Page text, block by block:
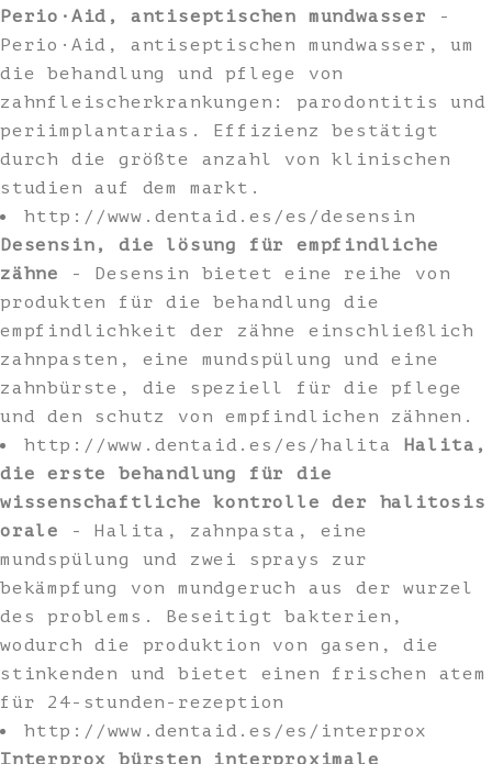
Perio·Aid, antiseptischen mundwasser
-
Perio·Aid, antiseptischen mundwasser, um
die behandlung und pflege von
zahnfleischerkrankungen: parodontitis und
periimplantarias. Effizienz bestätigt
durch die größte anzahl von klinischen
studien auf dem markt.
http://www.dentaid.es/es/desensin
Desensin, die lösung für empfindliche
zähne
- Desensin bietet eine reihe von
produkten für die behandlung die
empfindlichkeit der zähne einschließlich
zahnpasten, eine mundspülung und eine
zahnbürste, die speziell für die pflege
und den schutz von empfindlichen zähnen.
http://www.dentaid.es/es/halita Halita,
die erste behandlung für die
wissenschaftliche kontrolle der halitosis
orale
- Halita, zahnpasta, eine
mundspülung und zwei sprays zur
bekämpfung von mundgeruch aus der wurzel
des problems. Beseitigt bakterien,
wodurch die produktion von gasen, die
stinkenden und bietet einen frischen atem
für 24-stunden-rezeption
http://www.dentaid.es/es/interprox
Interprox bürsten interproximale